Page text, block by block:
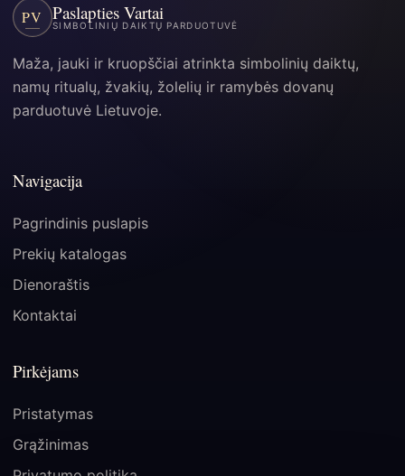
PV Paslapties Vartai
SIMBOLINIŲ DAIKTŲ PARDUOTUVĖ
Maža, jauki ir kruopščiai atrinkta simbolinių daiktų,
namų ritualų, žvakių, žolelių ir ramybės dovanų
parduotuvė Lietuvoje.
Navigacija
Pagrindinis puslapis
Prekių katalogas
Dienoraštis
Kontaktai
Pirkėjams
Pristatymas
Grąžinimas